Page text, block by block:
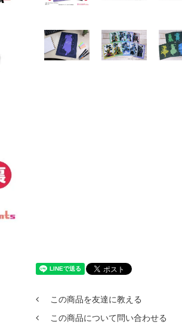
この商品を友達に教える
この商品について問い合わせる